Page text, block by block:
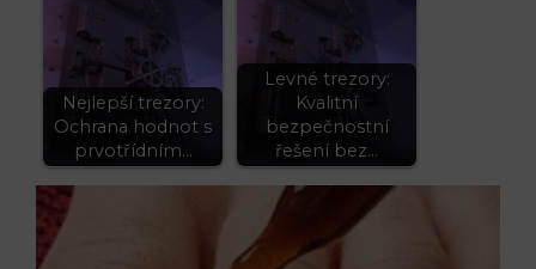
Nejlepší trezory:
Ochrana hodnot s
prvotřídním…
Levné trezory:
Kvalitní
bezpečnostní
řešení bez…